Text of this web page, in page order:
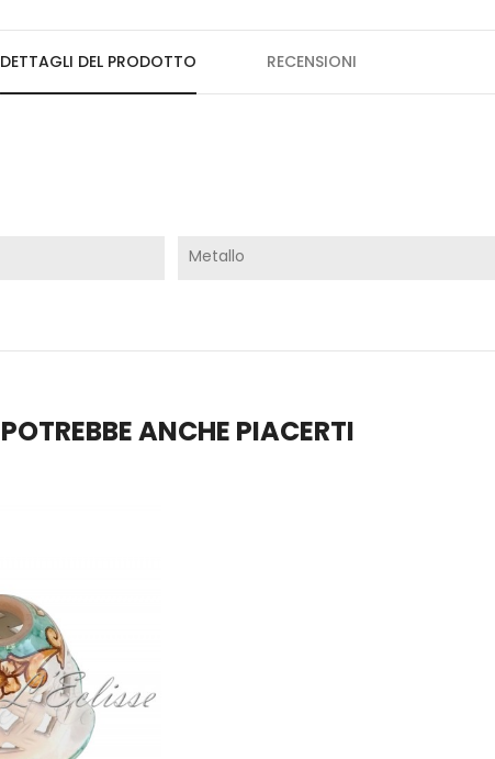
DETTAGLI DEL PRODOTTO RECENSIONI
Metallo
POTREBBE ANCHE PIACERTI